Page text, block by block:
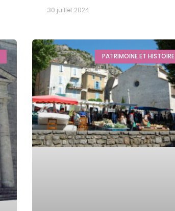
30 juillet 2024
PATRIMOINE ET HISTOIRE